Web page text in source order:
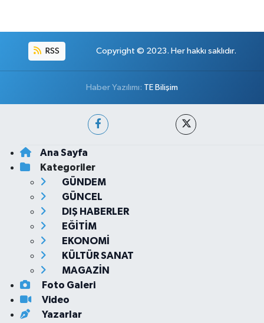
RSS Copyright © 2023. Her hakkı saklıdır.
Haber Yazılımı: TE Bilişim
Ana Sayfa
Kategoriler
GÜNDEM
GÜNCEL
DIŞ HABERLER
EĞİTİM
EKONOMİ
KÜLTÜR SANAT
MAGAZİN
Foto Galeri
Video
Yazarlar